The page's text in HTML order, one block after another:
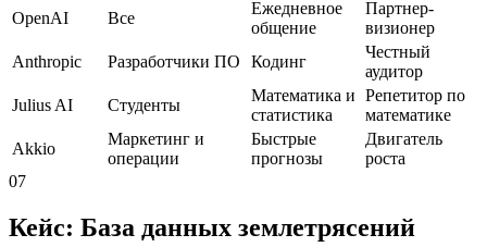
OpenAI Все
Ежедневное
общение
Партнер-
визионер
Anthropic
Разработчики ПО Кодинг
Честный
аудитор
Julius AI
Студенты
Математика и
статистика
Репетитор по
математике
Akkio
Маркетинг и
операции
Быстрые
прогнозы
Двигатель
роста
07
Кейс: База данных землетрясений